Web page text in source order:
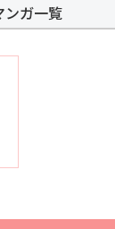
ンガ一覧